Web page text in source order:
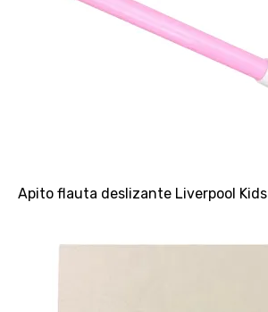
Apito flauta deslizante Liverpool Kids